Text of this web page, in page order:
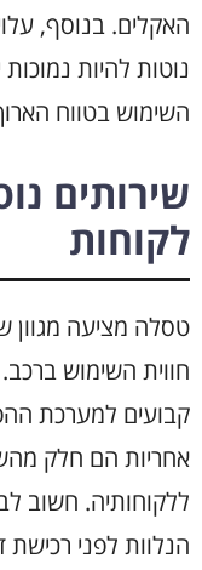
האקלים. בנוסף,
נוטות להיות
השימוש בטווח
שירותים
לקוחות
טסלה מציעה מגוון
חווית השימוש
קבועים למערכת
אחריות הם חלק
ללקוחותיה. חשוב
הנלוות לפני